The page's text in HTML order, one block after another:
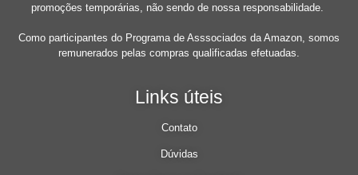
promoções temporárias, não sendo de nossa responsabilidade.
Como participantes do Programa de Asssociados da Amazon, somos
remunerados pelas compras qualificadas efetuadas.
Links úteis
Contato
Dúvidas